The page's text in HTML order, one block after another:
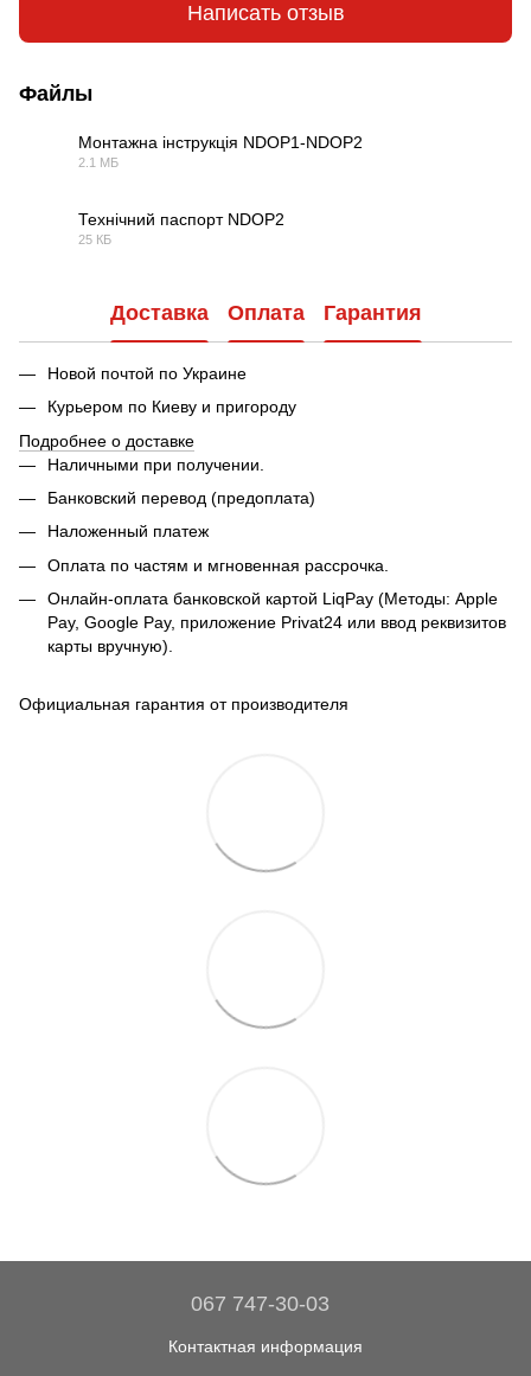
Написать отзыв
Файлы
Монтажна інструкція NDOP1-NDOP2
2.1 МБ
Технічний паспорт NDOP2
25 КБ
Доставка Оплата Гарантия
Новой почтой по Украине
Курьером по Киеву и пригороду
Подробнее о доставке
Наличными при получении.
Банковский перевод (предоплата)
Наложенный платеж
Оплата по частям и мгновенная рассрочка.
Онлайн-оплата банковской картой LiqPay (Методы: Apple
Pay, Google Pay, приложение Privat24 или ввод реквизитов
карты вручную).
Официальная гарантия от производителя
067 747-30-03
Контактная информация